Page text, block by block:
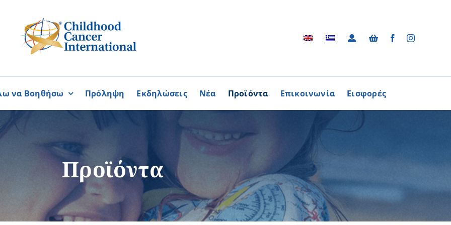
Παγκύπρια Συμμαχία Σπάνιων Παθήσεων
Παγκύπριο Συντονιστικό Συμβούλιο Εθελοντισμού
Ομοσπονδία Συνδέσμων Ασθενών Κύπρου
Φλόγα Ελλάδος
Φωτογραφικό Αρχείο
Βίντεο
Ραδιοφωνικές Διαφημίσεις
Διαφημίσεις / Φυλλάδια
Τα Τραγούδια
να Βοηθήσω
ΓΙΝΟΜΑΙ
Περισσότερα
ΓΙΝΟΜΑΙ
ΕΘΕΛΟΝΤΗΣ
Περισσότερα
ΑΓΟΡΑΖΩ
ΠΡΟΙΟΝΤΑ
Περισσότερα
Πρόληψη Εκδηλώσεις Νέα Προϊόντα Επικοινωνία Εισφορές
Προϊόντα